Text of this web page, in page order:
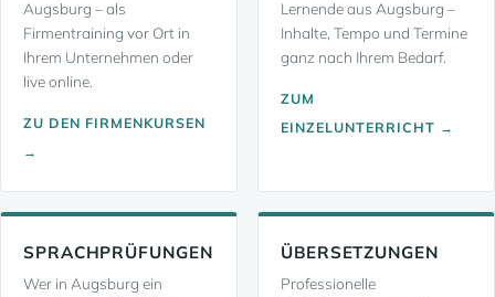
Augsburg – als
Firmentraining vor Ort in
Ihrem Unternehmen oder
live online.
ZU DEN FIRMENKURSEN
→
Lernende aus Augsburg –
Inhalte, Tempo und Termine
ganz nach Ihrem Bedarf.
ZUM
EINZELUNTERRICHT →
SPRACHPRÜFUNGEN
Wer in Augsburg ein
ÜBERSETZUNGEN
Professionelle